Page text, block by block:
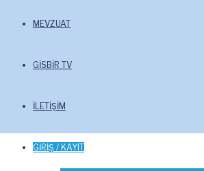
MEVZUAT
GİSBİR TV
İLETİŞİM
GİRİŞ / KAYIT